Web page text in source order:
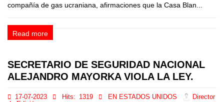
compañía de gas ucraniana, afirmaciones que la Casa Blan...
Read more
SECRETARIO DE SEGURIDAD NACIONAL
ALEJANDRO MAYORKA VIOLA LA LEY.
17-07-2023 Hits: 1319 EN ESTADOS UNIDOS
Director